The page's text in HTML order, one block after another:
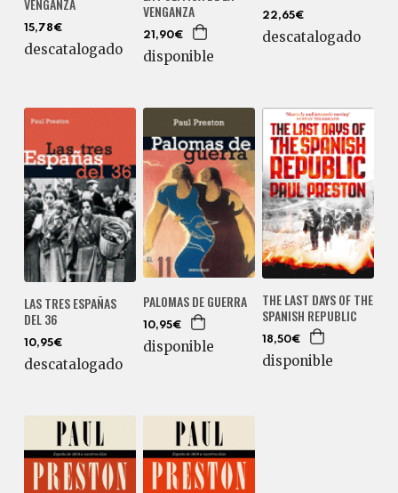
VENGANZA
15,78€
descatalogado
VENGANZA
21,90€
disponible
22,65€
descatalogado
LAS TRES ESPAÑAS
DEL 36
10,95€
descatalogado
PALOMAS DE GUERRA
10,95€
disponible
THE LAST DAYS OF THE
SPANISH REPUBLIC
18,50€
disponible